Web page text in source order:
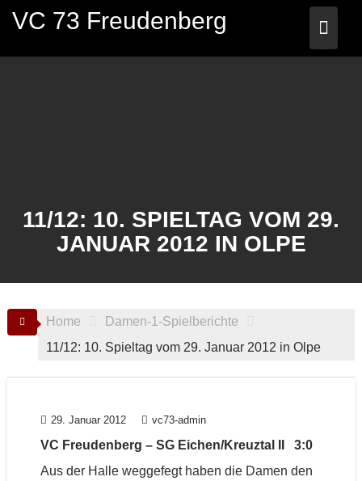
VC 73 Freudenberg
11/12: 10. SPIELTAG VOM 29.
JANUAR 2012 IN OLPE
Home
Damen-1-Spielberichte
11/12: 10. Spieltag vom 29. Januar 2012 in Olpe
29. Januar 2012 vc73-admin
VC Freudenberg – SG Eichen/Kreuztal II 3:0
Aus der Halle weggefegt haben die Damen den